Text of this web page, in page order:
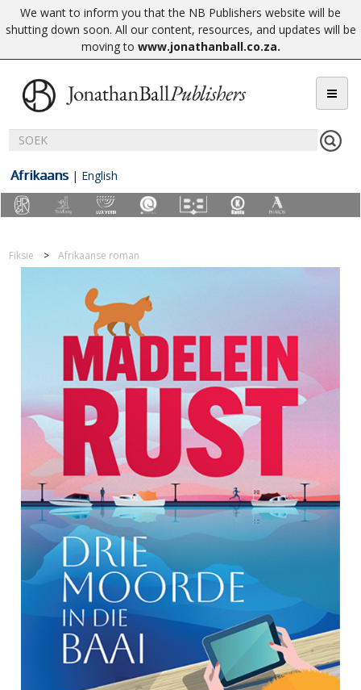
We want to inform you that the NB Publishers website will be
shutting down soon. All our content, resources, and updates will be
moving to www.jonathanball.co.za.
Afrikaans | English
Fiksie Afrikaanse roman